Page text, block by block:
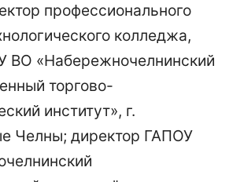
профессионального
колледжа,
ВО «Набережночелнинский
торгово-
институт», г.
Челны; директор ГАПОУ